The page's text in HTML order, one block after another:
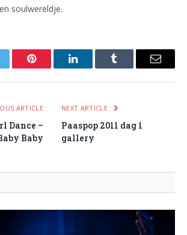
soulwereldje.
Pinterest LinkedInTumblr Email
ARTICLE
Dance –
Baby
NEXT ARTICLE
Paaspop 2011 dag 1
gallery